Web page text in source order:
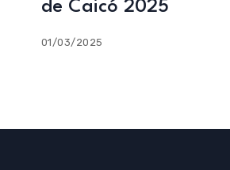
de Caicó 2025
01/03/2025